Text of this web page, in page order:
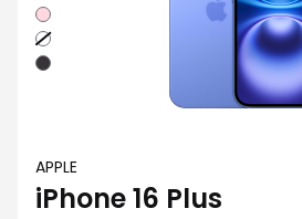
Rose
Blanc
Noir
APPLE
iPhone 16 Plus